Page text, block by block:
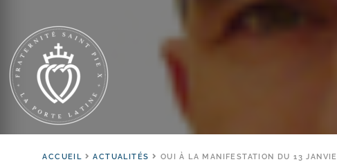
ACCUEIL ACTUALITÉS OUI À LA MANIFESTATION DU 13